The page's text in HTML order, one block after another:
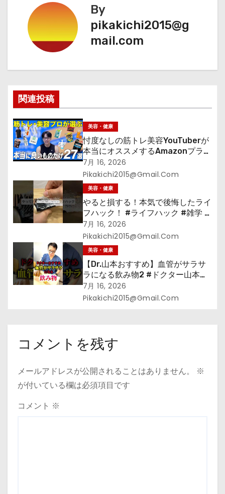
ビ
ゲ
シ
ョ
ン
By
pikakichi2015@g
mail.com
関連投稿
美容・健康
忖度なしの筋トレ美容YouTuberが
本当にオススメするAmazonプライ
ムデーセールで買うべきもの
7月 16, 2026
Pikakichi2015@gmail.com
美容・健康
やると損する！本気で後悔したライ
フハック！ #ライフハック #雑学 #
裏技 #shorts #海外
7月 16, 2026
Pikakichi2015@gmail.com
美容・健康
【Dr.山本おすすめ】血管がサラサ
ラになる飲み物2 #ドクター山本
#Dr.山本#緑茶
7月 16, 2026
Pikakichi2015@gmail.com
コメントを残す
メールアドレスが公開されることはありません。
※
が付いている欄は必須項目です
コメント ※